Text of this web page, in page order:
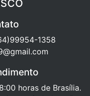
1358
horas de Brasília.
e feriados não